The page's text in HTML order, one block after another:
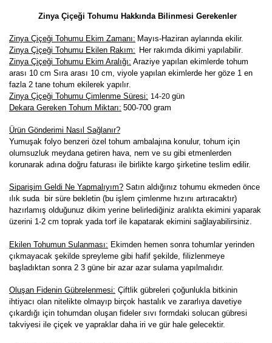
Zinya Çiçeği Tohumu Hakkında Bilinmesi Gerekenler
Zinya Çiçeği Tohumu Ekim Zamanı: Mayıs-Haziran aylarında ekilir.
Zinya Çiçeği Tohumu Ekilen Rakım: Her rakımda dikimi yapılabilir.
Zinya Çiçeği Tohumu Ekim Aralığı: Araziye yapılan ekimlerde tohum
arası 10 cm Sıra arası 10 cm, viyole yapılan ekimlerde her göze 1 en
fazla 2 tane tohum ekilerek yapılır.
Zinya Çiçeği Tohumu Çimlenme Süresi: 14-20 gün
Dekara Gereken Tohum Miktarı: 500-700 gram
Ürün Gönderimi Nasıl Sağlanır?
Yumuşak folyo benzeri özel tohum ambalajına konulur, tohum için
olumsuzluk meydana getiren hava, nem ve su gibi etmenlerden
korunarak adına doğru faturası ile birlikte kargo şirketine teslim edilir.
Siparişim Geldi Ne Yapmalıyım? Satın aldığınız tohumu ekmeden önce
ılık suda bir süre bekletin (bu işlem çimlenme hızını artıracaktır)
hazırlamış olduğunuz dikim yerine belirlediğiniz aralıkta ekimini yaparak
üzerini 1-2 cm toprak yada torf ile kapatarak ekimini sağlayabilirsiniz.
Ekilen Tohumun Sulanması: Ekimden hemen sonra tohumlar yerinden
çıkmayacak şekilde spreyleme gibi hafif şekilde, filizlenmeye
başladıktan sonra 2 3 güne bir azar azar sulama yapılmalıdır.
Oluşan Fidenin Gübrelenmesi: Çiftlik gübreleri çoğunlukla bitkinin
ihtiyacı olan nitelikte olmayıp birçok hastalık ve zararlıya davetiye
çıkardığı için tohumdan oluşan fideler sıvı formdaki solucan gübresi
takviyesi ile çiçek ve yapraklar daha iri ve gür hale gelecektir.